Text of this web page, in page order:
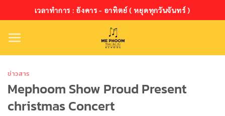
ไป
เนื้อหา
เวลาทำการ : อังคาร - อาทิตย์ ( หยุดทุกวันจันทร์ )
ข่าวสาร
Mephoom Show Proud Present
christmas Concert